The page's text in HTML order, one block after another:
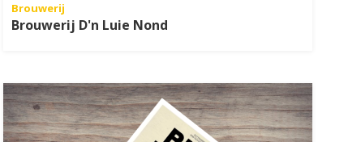
Brouwerij
Brouwerij D'n Luie Nond